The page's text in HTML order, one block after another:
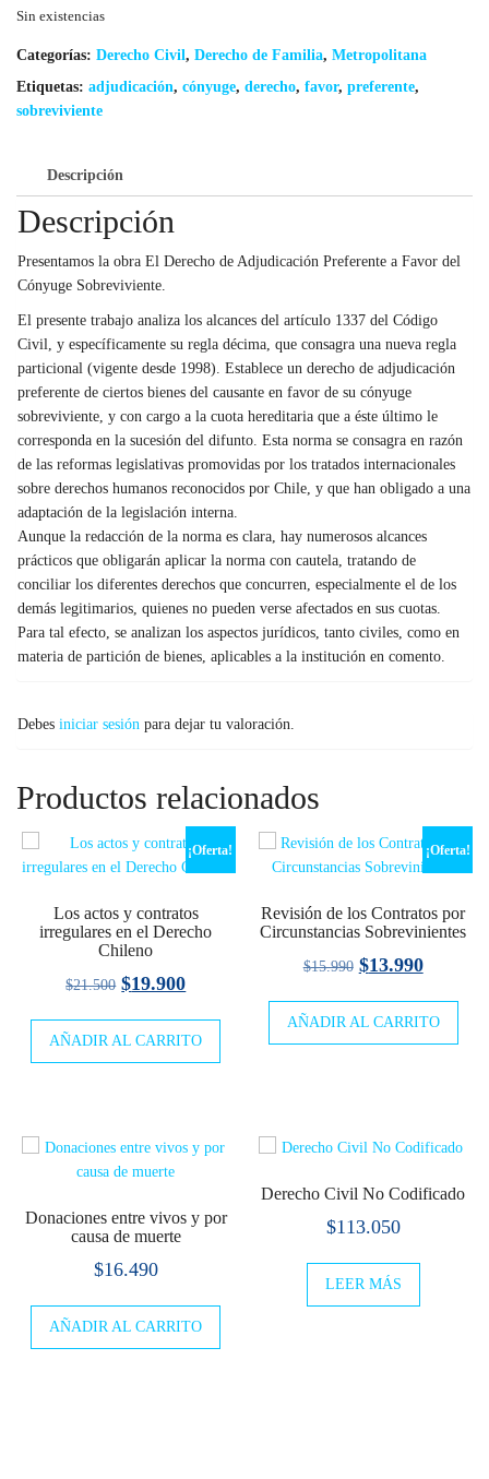
Sin existencias
Categorías: Derecho Civil, Derecho de Familia, Metropolitana
Etiquetas: adjudicación, cónyuge, derecho, favor, preferente,
sobreviviente
Descripción
Descripción
Presentamos la obra El Derecho de Adjudicación Preferente a Favor del
Cónyuge Sobreviviente.
El presente trabajo analiza los alcances del artículo 1337 del Código
Civil, y específicamente su regla décima, que consagra una nueva regla
particional (vigente desde 1998). Establece un derecho de adjudicación
preferente de ciertos bienes del causante en favor de su cónyuge
sobreviviente, y con cargo a la cuota hereditaria que a éste último le
corresponda en la sucesión del difunto. Esta norma se consagra en razón
de las reformas legislativas promovidas por los tratados internacionales
sobre derechos humanos reconocidos por Chile, y que han obligado a una
adaptación de la legislación interna.
Aunque la redacción de la norma es clara, hay numerosos alcances
prácticos que obligarán aplicar la norma con cautela, tratando de
conciliar los diferentes derechos que concurren, especialmente el de los
demás legitimarios, quienes no pueden verse afectados en sus cuotas.
Para tal efecto, se analizan los aspectos jurídicos, tanto civiles, como en
materia de partición de bienes, aplicables a la institución en comento.
Debes iniciar sesión para dejar tu valoración.
Productos relacionados
¡Oferta!
Los actos y contratos
irregulares en el Derecho
Chileno
$21.500 El
original
$19.900El
actual
AÑADIR AL CARRITO
¡Oferta!
Revisión de los Contratos por
Circunstancias Sobrevinientes
$15.990 El
original
$13.990El
actual
AÑADIR AL CARRITO
Donaciones entre vivos y por
causa de muerte
$16.490
AÑADIR AL CARRITO
Derecho Civil No Codificado
$113.050
LEER MÁS